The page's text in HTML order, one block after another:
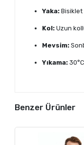
Yaka: Bisiklet
Kol: Uzun
Mevsim:
Yıkama:
Benzer Ürünler